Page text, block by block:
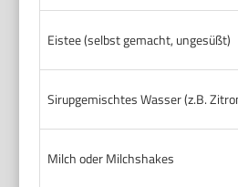
Eistee (selbst gemacht, ungesüßt)
Sirupgemischtes Wasser (z.B.
Milch oder Milchshakes